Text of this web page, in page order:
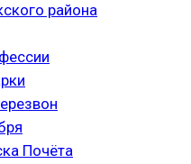
района
Почёта